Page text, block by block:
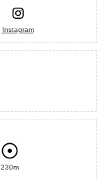
Instagram
230m